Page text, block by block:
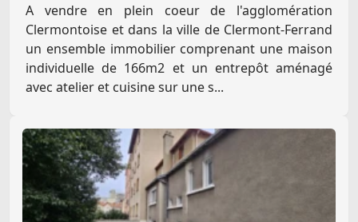
A vendre en plein coeur de l'agglomération
Clermontoise et dans la ville de Clermont-Ferrand
un ensemble immobilier comprenant une maison
individuelle de 166m2 et un entrepôt aménagé
avec atelier et cuisine sur une s...